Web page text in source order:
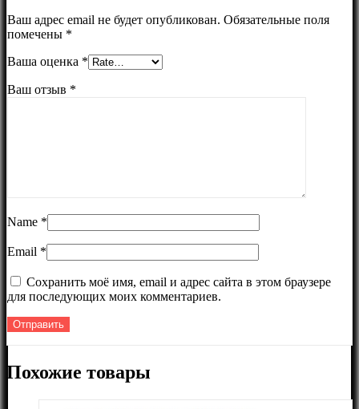
Ваш адрес email не будет опубликован. Обязательные поля
помечены *
Ваша оценка *
Ваш отзыв *
Name *
Email *
Сохранить моё имя, email и адрес сайта в этом браузере
для последующих моих комментариев.
Похожие товары